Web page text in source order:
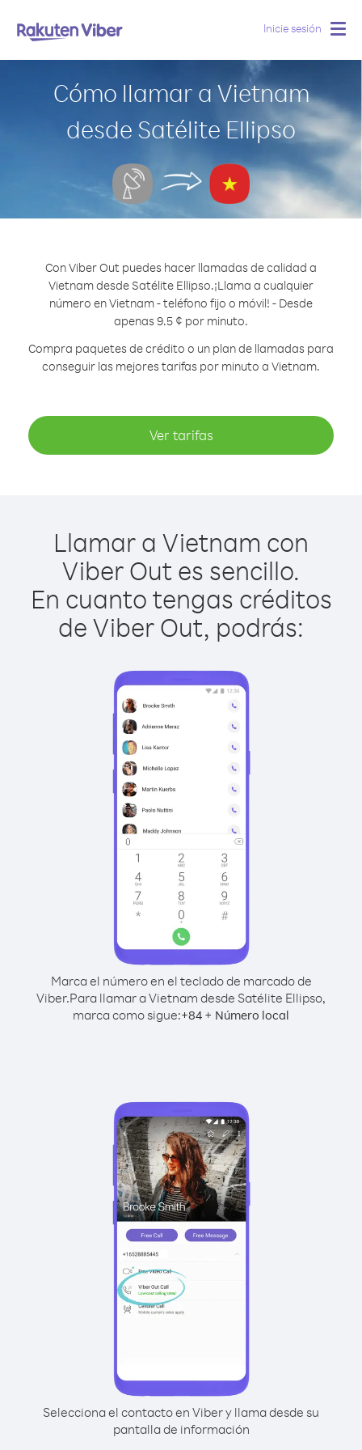
Inicie sesión
Cómo llamar a Vietnam
desde Satélite Ellipso
Con Viber Out puedes hacer llamadas de calidad a
Vietnam desde Satélite Ellipso.¡Llama a cualquier
número en Vietnam - teléfono fijo o móvil! - Desde
apenas 9.5 ¢ por minuto.
Compra paquetes de crédito o un plan de llamadas para
conseguir las mejores tarifas por minuto a Vietnam.
Ver tarifas
Llamar a Vietnam con
Viber Out es sencillo.
En cuanto tengas créditos
de Viber Out, podrás:
Marca el número en el teclado de marcado de
Viber.Para llamar a Vietnam desde Satélite Ellipso,
marca como sigue:+84 + Número local
Selecciona el contacto en Viber y llama desde su
pantalla de información